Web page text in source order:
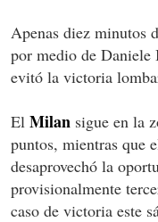
Apenas diez minutos
por medio de
evitó la victoria
El Milan sigue en la
puntos, mientras que
desaprovechó la
provisionalmente
caso de victoria este